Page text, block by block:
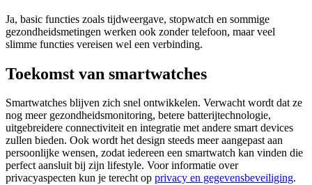
Ja, basic functies zoals tijdweergave, stopwatch en sommige
gezondheidsmetingen werken ook zonder telefoon, maar veel
slimme functies vereisen wel een verbinding.
Toekomst van smartwatches
Smartwatches blijven zich snel ontwikkelen. Verwacht wordt dat ze
nog meer gezondheidsmonitoring, betere batterijtechnologie,
uitgebreidere connectiviteit en integratie met andere smart devices
zullen bieden. Ook wordt het design steeds meer aangepast aan
persoonlijke wensen, zodat iedereen een smartwatch kan vinden die
perfect aansluit bij zijn lifestyle. Voor informatie over
privacyaspecten kun je terecht op privacy en gegevensbeveiliging.